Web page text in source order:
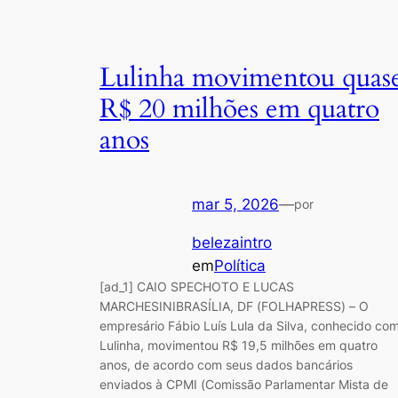
Lulinha movimentou
R$ 20 milhões em quatro
anos
mar 5, 2026—por
belezaintro
emPolítica
[ad_1] CAIO SPECHOTO E LUCAS
MARCHESINIBRASÍLIA, DF (FOLHAPRESS) – O
empresário Fábio Luís Lula da Silva, conhecido
Lulinha, movimentou R$ 19,5 milhões em quatro
anos, de acordo com seus dados bancários
enviados à CPMI (Comissão Parlamentar Mista de